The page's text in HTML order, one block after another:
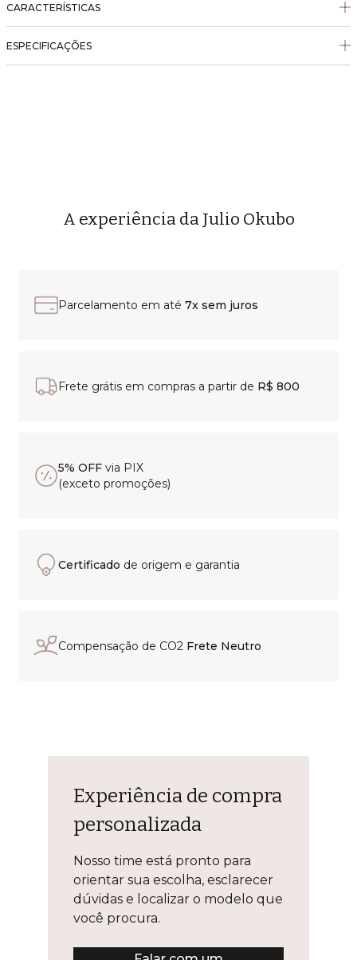
CARACTERÍSTICAS
ESPECIFICAÇÕES
A experiência da Julio Okubo
Parcelamento em até 7x sem juros
Frete grátis em compras a partir de R$ 800
5% OFF via PIX
(exceto promoções)
Certificado de origem e garantia
Compensação de CO2 Frete Neutro
Experiência de compra
personalizada
Nosso time está pronto para
orientar sua escolha, esclarecer
dúvidas e localizar o modelo que
você procura.